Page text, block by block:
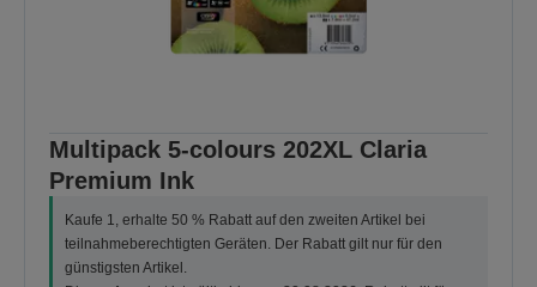
Multipack 5-colours 202XL Claria
Premium Ink
Kaufe 1, erhalte 50 % Rabatt auf den zweiten Artikel bei
teilnahmeberechtigten Geräten. Der Rabatt gilt nur für den
günstigsten Artikel.